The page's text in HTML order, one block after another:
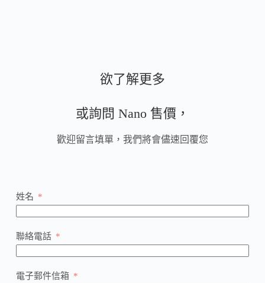
欲了解更多
或詢問 Nano 售價，
歡迎留言填單，我們將會儘速回覆您
姓名
聯絡電話
電子郵件信箱